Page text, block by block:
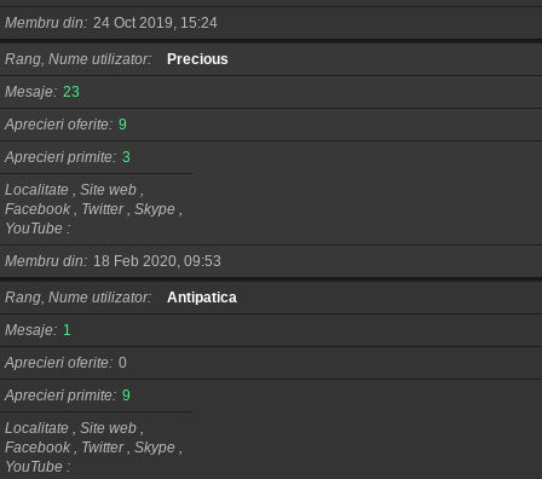
Membru din
24 Oct 2019, 15:24
Rang, Nume utilizator
Precious
Mesaje 23
Aprecieri oferite 9
Aprecieri primite 3
Localitate , Site web ,
Facebook , Twitter , Skype ,
YouTube
Membru din
18 Feb 2020, 09:53
Rang, Nume utilizator
Antipatica
Mesaje
1
Aprecieri oferite 0
Aprecieri primite 9
Localitate , Site web ,
Facebook , Twitter , Skype ,
YouTube